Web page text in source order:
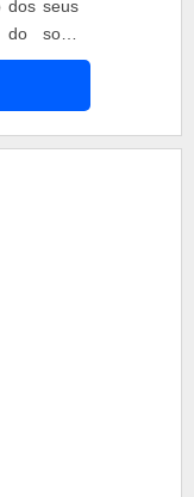
dos seus
solo,
trancos e
da